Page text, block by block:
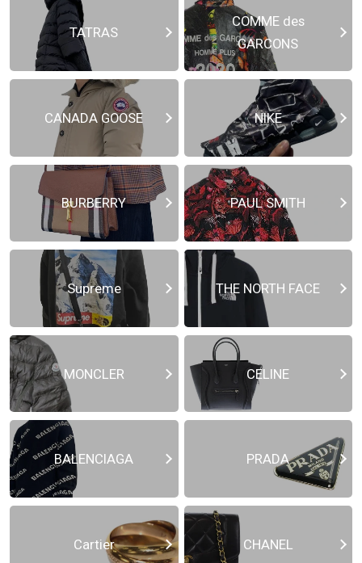
TATRAS
COMME des
GARCONS
CANADA GOOSE NIKE
BURBERRY PAUL SMITH
Supreme THE NORTH FACE
MONCLER CELINE
BALENCIAGA PRADA
Cartier CHANEL